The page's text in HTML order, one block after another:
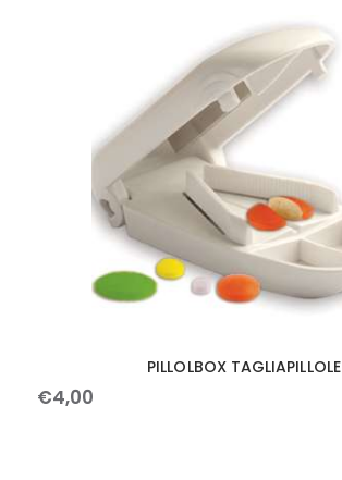
PILLOLBOX TAGLIAPILLOLE
€4,00